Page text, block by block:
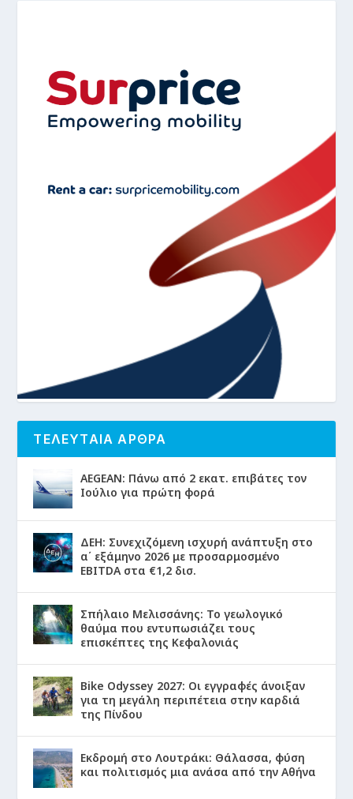
ΤΕΛΕΥΤΑΙΑ ΑΡΘΡΑ
AEGEAN: Πάνω από 2 εκατ. επιβάτες τον
Ιούλιο για πρώτη φορά
ΔΕΗ: Συνεχιζόμενη ισχυρή ανάπτυξη στο
α΄ εξάμηνο 2026 με προσαρμοσμένο
EBITDA στα €1,2 δισ.
Σπήλαιο Μελισσάνης: Το γεωλογικό
θαύμα που εντυπωσιάζει τους
επισκέπτες της Κεφαλονιάς
Bike Odyssey 2027: Οι εγγραφές άνοιξαν
για τη μεγάλη περιπέτεια στην καρδιά
της Πίνδου
Εκδρομή στο Λουτράκι: Θάλασσα, φύση
και πολιτισμός μια ανάσα από την Αθήνα